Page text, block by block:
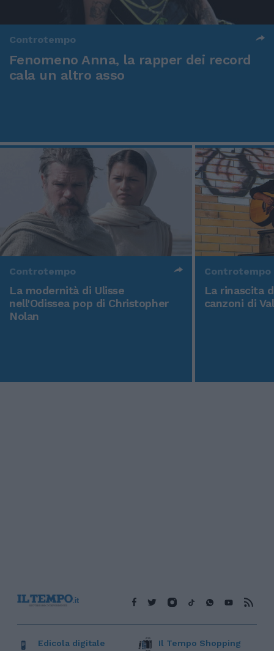
Controtempo
Fenomeno Anna, la rapper dei record
cala un altro asso
Controtempo
La modernità di Ulisse
nell'Odissea pop di Christopher
Nolan
Controtempo
La rinascita
canzoni di
Edicola digitale Il Tempo Shopping